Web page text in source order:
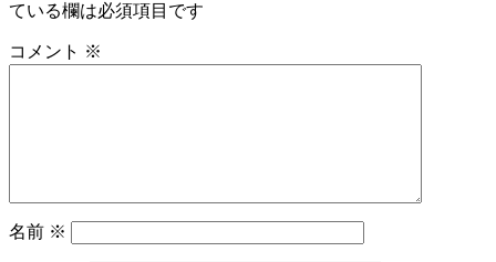
ている欄は必須項目です
コメント ※
名前 ※